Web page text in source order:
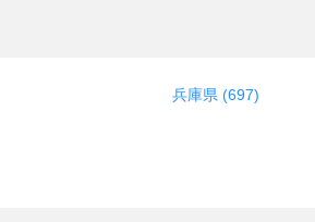
兵庫県 (697)